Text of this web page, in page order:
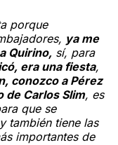
porque
ya me
Quirino, sí, para
era una fiesta,
conozco a Pérez
de Carlos Slim, es
que se
también tiene las
importantes de